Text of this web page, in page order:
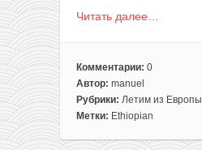
Читать далее…
Комментарии: 0
Автор: manuel
Рубрики: Летим из Европы
Метки: Ethiopian